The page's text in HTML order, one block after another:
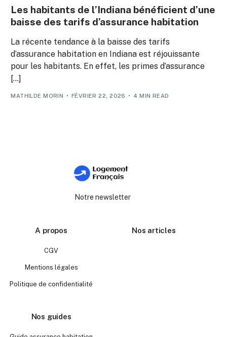
Les habitants de l’Indiana bénéficient d’une
baisse des tarifs d’assurance habitation
La récente tendance à la baisse des tarifs
d’assurance habitation en Indiana est réjouissante
pour les habitants. En effet, les primes d’assurance
[…]
MATHILDE MORIN FÉVRIER 22, 2026 4 MIN READ
Notre newsletter
A propos
CGV
Mentions légales
Politique de confidentialité
Nos articles
Nos guides